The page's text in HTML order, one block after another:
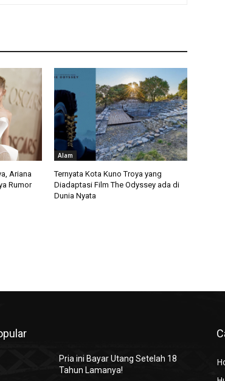
Ariana
Rumor
Alam
Ternyata Kota Kuno Troya yang
Diadaptasi Film The Odyssey ada di
Dunia Nyata
Pria ini Bayar Utang Setelah 18
Tahun Lamanya!